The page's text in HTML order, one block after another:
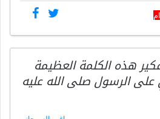
هذه الكلمة العظيمة
على الرسول صلى الله عليه